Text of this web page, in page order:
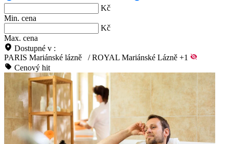
Kč
Min. cena
Kč
Max. cena
Dostupné v :
PARIS Mariánské lázně
/ ROYAL Mariánské Lázně +1
Cenový hit